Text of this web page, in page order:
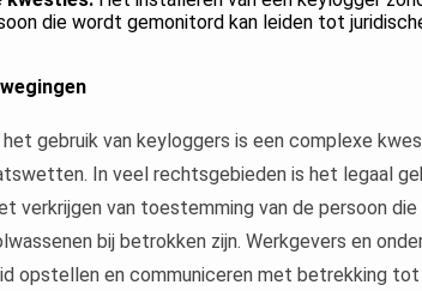
die wordt gemonitord kan leiden tot
gebruik van keyloggers is een complexe
In veel rechtsgebieden is het legaal
verkrijgen van toestemming van de persoon
bij betrokken zijn. Werkgevers en
opstellen en communiceren met betrekking